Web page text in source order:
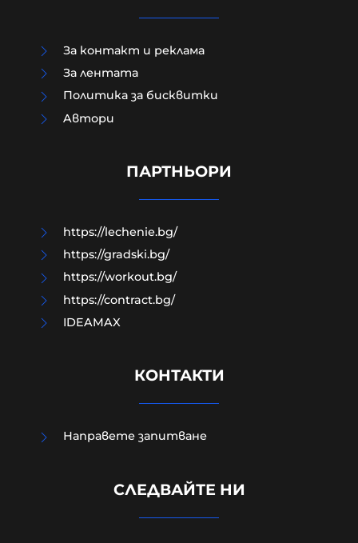
прости стъпки?
украинската посланичка заради
За контакт и реклама
За лентата
Политика за бисквитки
Aвтори
ПАРТНЬОРИ
https://lechenie.bg/
https://gradski.bg/
https://workout.bg/
https://contract.bg/
IDEAMAX
КОНТАКТИ
Направете запитване
СЛЕДВАЙТЕ НИ